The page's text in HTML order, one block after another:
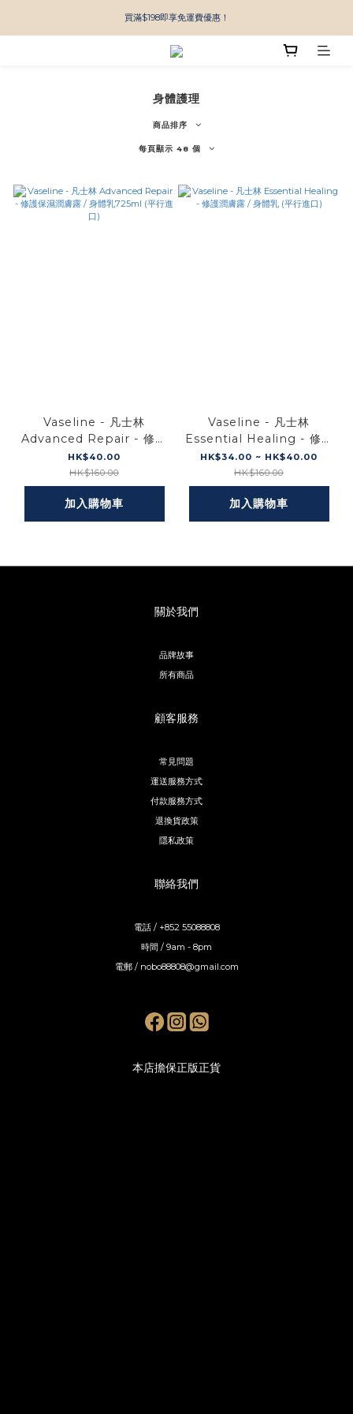
買滿$198即享免運費優惠！
身體護理
商品排序
每頁顯示 48 個
Vaseline - 凡士林
Advanced Repair - 修護
保濕潤膚露 / 身體乳725ml
(平行進口)
HK$40.00
HK$160.00
加入購物車
Vaseline - 凡士林
Essential Healing - 修護
潤膚露 / 身體乳 (平行進口)
HK$34.00 ~ HK$40.00
HK$160.00
加入購物車
關於我們
品牌故事
所有商品
顧客服務
常見問題
運送服務方式
付款服務方式
退換貨政策
隱私政策
聯絡我們
電話 / +852 55088808
時間 / 9am - 8pm
電郵 / nobo88808@gmail.com
本店擔保正版正貨